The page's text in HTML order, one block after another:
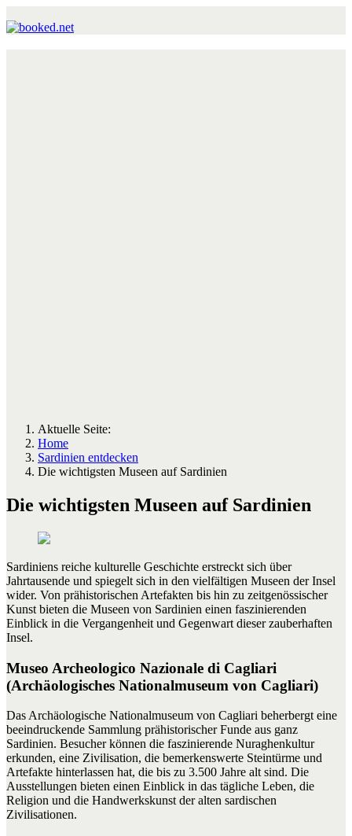
Aktuelle Seite:
Home
Sardinien entdecken
Die wichtigsten Museen auf Sardinien
Die wichtigsten Museen auf Sardinien
Sardiniens reiche kulturelle Geschichte erstreckt sich über
Jahrtausende und spiegelt sich in den vielfältigen Museen der Insel
wider. Von prähistorischen Artefakten bis hin zu zeitgenössischer
Kunst bieten die Museen von Sardinien einen faszinierenden
Einblick in die Vergangenheit und Gegenwart dieser zauberhaften
Insel.
Museo Archeologico Nazionale di Cagliari
(Archäologisches Nationalmuseum von Cagliari)
Das Archäologische Nationalmuseum von Cagliari beherbergt eine
beeindruckende Sammlung prähistorischer Funde aus ganz
Sardinien. Besucher können die faszinierende Nuraghenkultur
erkunden, eine Zivilisation, die bemerkenswerte Steintürme und
Artefakte hinterlassen hat, die bis zu 3.500 Jahre alt sind. Die
Ausstellungen bieten einen Einblick in das tägliche Leben, die
Religion und die Handwerkskunst der alten sardischen
Zivilisationen.